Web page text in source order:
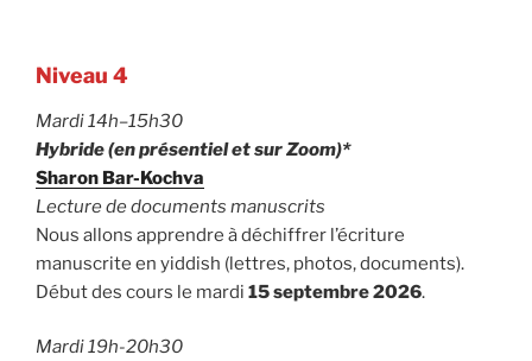
Niveau 4
Mardi 14h–15h30
Hybride (en présentiel et sur Zoom)*
Sharon Bar-Kochva
Lecture de documents manuscrits
Nous allons apprendre à déchiffrer l’écriture
manuscrite en yiddish (lettres, photos, documents).
Début des cours le mardi 15 septembre 2026.
Mardi 19h-20h30